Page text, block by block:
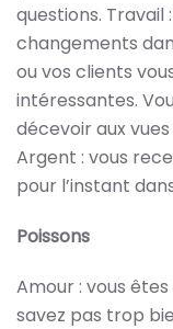
questions.
changements
ou vos clients
intéressantes.
décevoir aux
Argent : vous
pour l’instant
Poissons
Amour : vous
savez pas trop